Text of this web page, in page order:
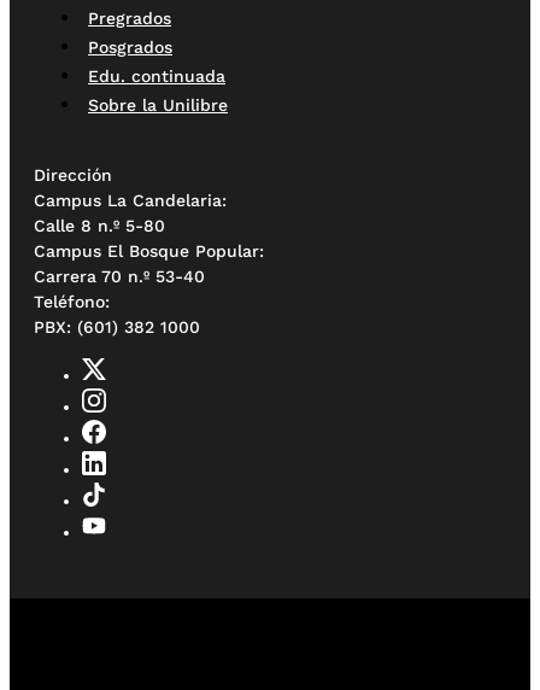
Pregrados
Posgrados
Edu. continuada
Sobre la Unilibre
Dirección
Campus La Candelaria:
Calle 8 n.º 5-80
Campus El Bosque Popular:
Carrera 70 n.º 53-40
Teléfono:
PBX: (601) 382 1000